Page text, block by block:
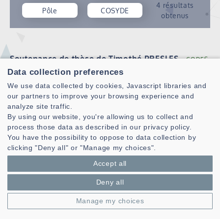
Pôle
COSYDE
4 résultats
obtenus
Soutenance de thèse de Timothé PRESLES
CODES
COSYDE
SI3
Timothé PRESLES soutiendra sa thèse intitulée
"Evaluation of the applicability of quantum computing
for the resolution of problems in the airborne radar
domain" le vendredi 28 mars 2025 à 9h30 à l’UBO, UFR
Sciences, 6 avenue Le Gorgeu, Amphi F (amphi…
Lire la suite
Appel à soumission dans le numéro spécial sur
"la sécurité de la couche physique pour les
communications sans fil" de la revue MDPI
Data collection preferences
We use data collected by cookies, Javascript libraries and
our partners to improve your browsing experience and
analyze site traffic.
By using our website, you're allowing us to collect and
process those data as described in our privacy policy.
You have the possibility to oppose to data collection by
clicking "Deny all" or "Manage my choices".
Accept all
Deny all
Manage my choices